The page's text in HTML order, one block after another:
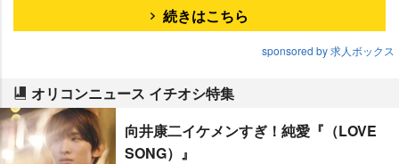
続きはこちら
sponsored by 求人ボックス
オリコンニュース イチオシ特集
向井康二イケメンすぎ！純愛『（LOVE
SONG）』